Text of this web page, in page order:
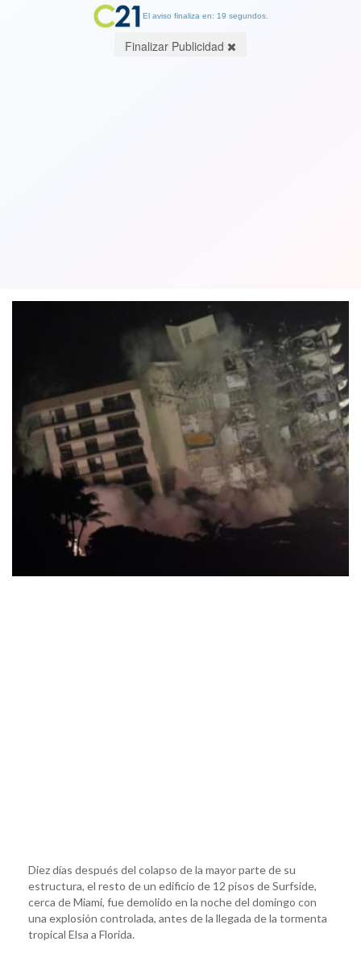
Diez días después del colapso de la mayor parte de su
estructura, el resto de un edificio de 12 pisos de Surfside,
cerca de Miami, fue demolido en la noche del domingo con
una explosión controlada, antes de la llegada de la tormenta
tropical Elsa a Florida.
El aviso finaliza en: 19 segundos.
Finalizar Publicidad